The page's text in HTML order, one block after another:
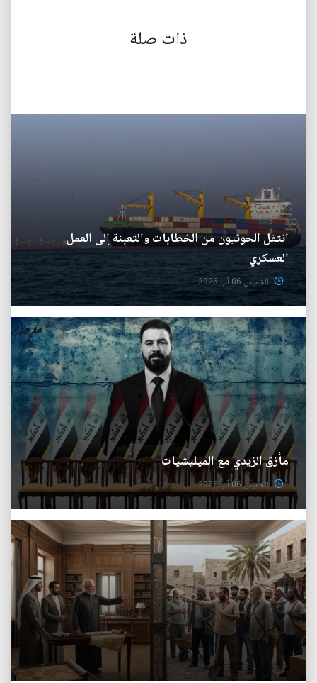
ذات صلة
انتقل الحوثيون من الخطابات والتعبئة إلى العمل
العسكري
الخميس 06 آب 2026
مأزق الزيدي مع الميليشيات
الخميس 06 آب 2026